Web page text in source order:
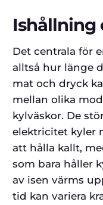
Ishållning
Det centrala för
alltså hur länge
mat och dryck
mellan olika
kylväskor. De
elektricitet kyler
att hålla kallt,
som bara håller
av isen värms
tid kan variera